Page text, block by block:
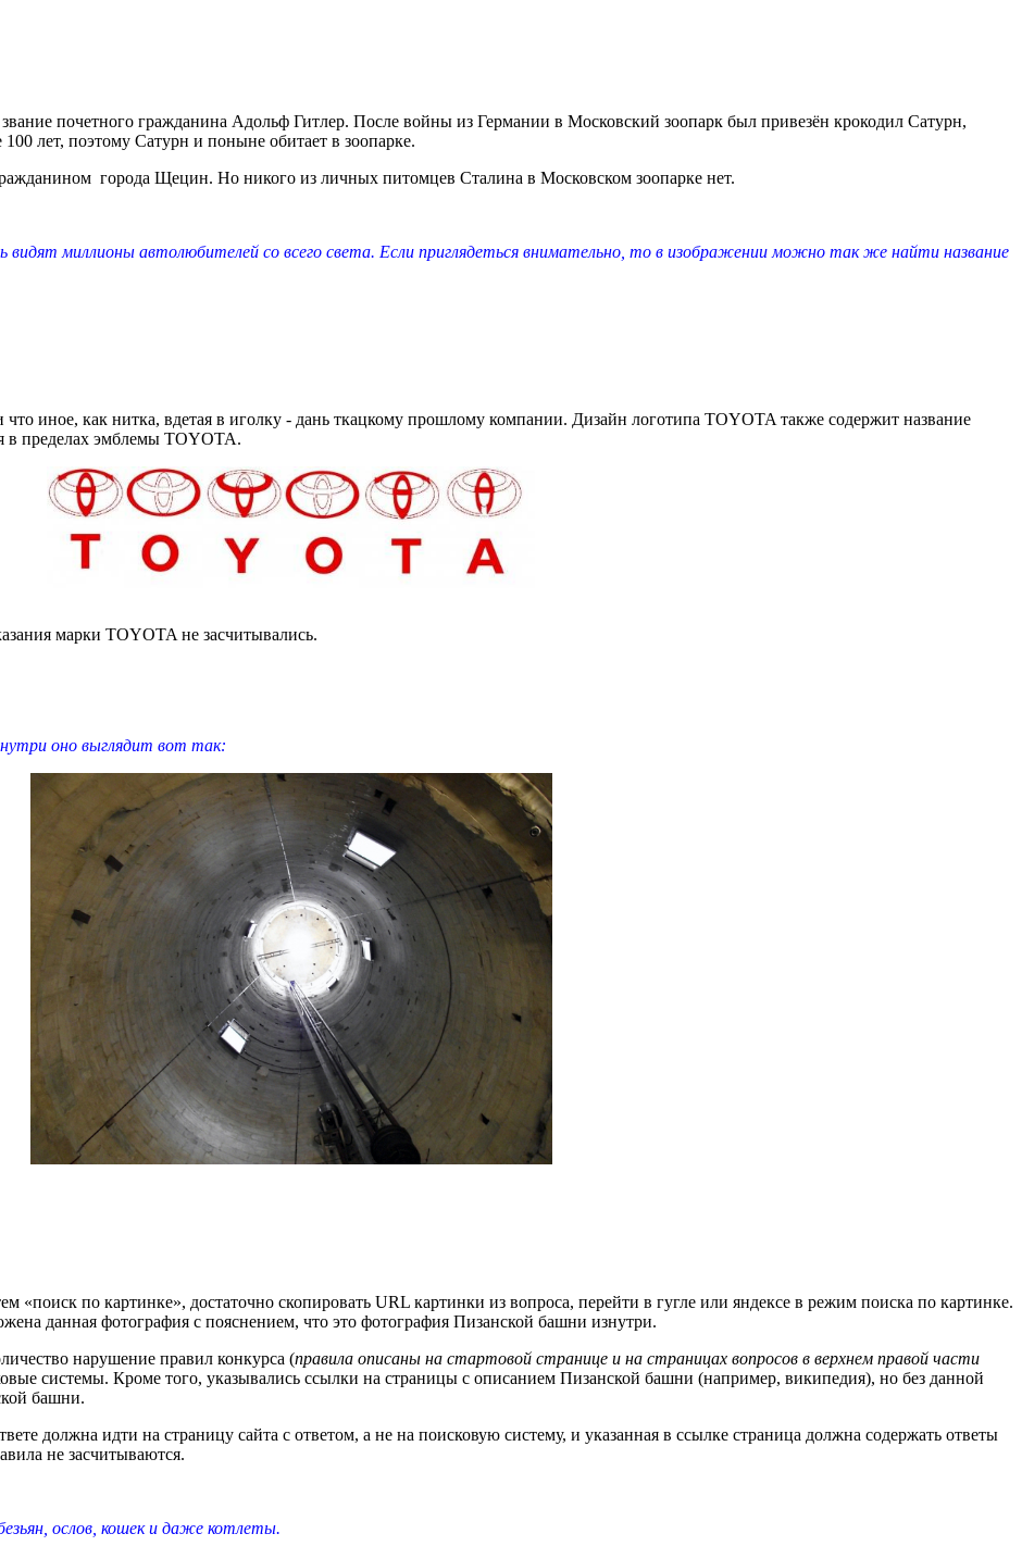
почетного гражданина Адольф Гитлер. После войны из Германии в Московский зоопарк был привезён крокодил Сатурн,
лет, поэтому Сатурн и поныне обитает в зоопарке.
города Щецин. Но никого из личных питомцев Сталина в Московском зоопарке нет.
видят миллионы автолюбителей со всего света. Если приглядеться внимательно, то в изображении можно так же найти название
иное, как нитка, вдетая в иголку - дань ткацкому прошлому компании. Дизайн логотипа TOYOTA также содержит название
в пределах эмблемы TOYOTA.
марки TOYOTA не засчитывались.
оно выглядит вот так:
«поиск по картинке», достаточно скопировать URL картинки из вопроса, перейти в гугле или яндексе в режим поиска по картинке.
данная фотография с пояснением, что это фотография Пизанской башни изнутри.
нарушение правил конкурса (правила описаны на стартовой странице и на страницах вопросов в верхнем правой части
системы. Кроме того, указывались ссылки на страницы с описанием Пизанской башни (например, википедия), но без данной
башни.
должна идти на страницу сайта с ответом, а не на поисковую систему, и указанная в ссылке страница должна содержать ответы
не засчитываются.
ослов, кошек и даже котлеты.